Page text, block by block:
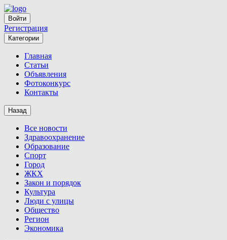
Войти
Регистрация
Категории
Главная
Статьи
Объявления
Фотоконкурс
Контакты
Назад
Все новости
Здравоохранение
Образование
Спорт
Город
ЖКХ
Закон и порядок
Культура
Люди с улицы
Общество
Регион
Экономика